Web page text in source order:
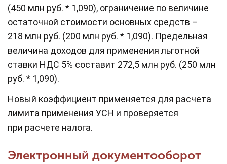
(450 млн руб. * 1,090), ограничение по величине
остаточной стоимости основных средств –
218 млн руб. (200 млн руб. * 1,090). Предельная
величина доходов для применения льготной
ставки НДС 5% составит 272,5 млн руб. (250 млн
руб. * 1,090).
Новый коэффициент применяется для расчета
лимита применения УСН и проверяется
при расчете налога.
Электронный документооборот